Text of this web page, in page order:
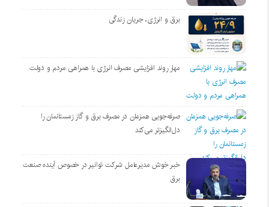
برق و انرژی، جریان زندگی
مهار روند افزایشی مصرف انرژی با همراهی مردم و دولت
صرفه‌جویی همزمان در مصرف برق و گاز زمستانمان را
دل‌انگیزتر می‌کند
خبر خوش مدیرعامل شرکت توانیر در خصوص آینده صنعت
برق